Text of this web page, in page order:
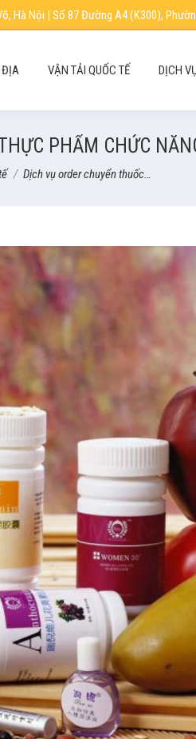
Hà Nội | Số 87 Đường A4 (K300),
ĐỊA VẬN TẢI QUỐC TẾ DỊCH
PHẨM CHỨC
Dịch vụ order chuyển thuốc…